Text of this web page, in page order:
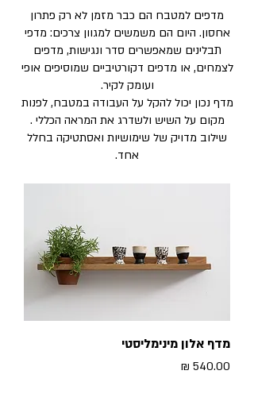
מדפים למטבח הם כבר מזמן לא רק פתרון
אחסון. היום הם משמשים למגוון צרכים: מדפי
תבלינים שמאפשרים סדר ונגישות, מדפים
לצמחים, או מדפים דקורטיביים שמוסיפים אופי
ועומק לקיר.
מדף נכון יכול להקל על העבודה במטבח, לפנות
מקום על השיש ולשדרג את המראה הכללי .
שילוב מדויק של שימושיות ואסתטיקה בחלל
אחד.
מדף אלון מינימליסטי
מחיר